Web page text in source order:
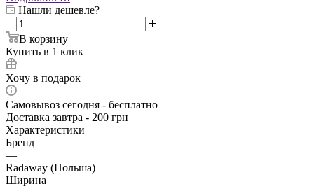
Нашли дешевле?
В корзину
Купить в 1 клик
Хочу в подарок
Самовывоз сегодня - бесплатно
Доставка завтра - 200 грн
Характеристики
Бренд
—
Radaway (Польша)
Ширина